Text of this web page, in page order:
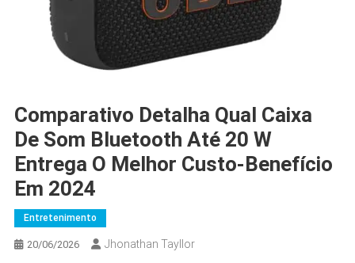
Comparativo Detalha Qual Caixa
De Som Bluetooth Até 20 W
Entrega O Melhor Custo-Benefício
Em 2024
Entretenimento
20/06/2026 Jhonathan Tayllor